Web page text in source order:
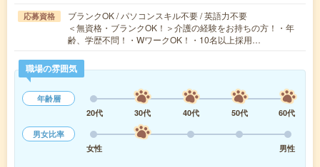
応募資格
ブランクOK / パソコンスキル不要 / 英語力不要
＜無資格・ブランクOK！＞介護の経験をお持ちの方！・年
齢、学歴不問！・WワークOK！・10名以上採用…
職場の雰囲気
年齢層
20代
30代 40代 50代
60代
男女比率
女性
男性